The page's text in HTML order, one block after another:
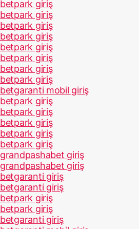
betpark giriş
betpark giriş
betpark giriş
betpark giriş
betpark giriş
betpark giriş
betpark giriş
betpark giriş
betgaranti mobil giriş
betpark giriş
betpark giriş
betpark giriş
betpark giriş
betpark giriş
grandpashabet giriş
grandpashabet giriş
betgaranti giriş
betgaranti giriş
betpark giriş
betpark giriş
betgaranti giriş